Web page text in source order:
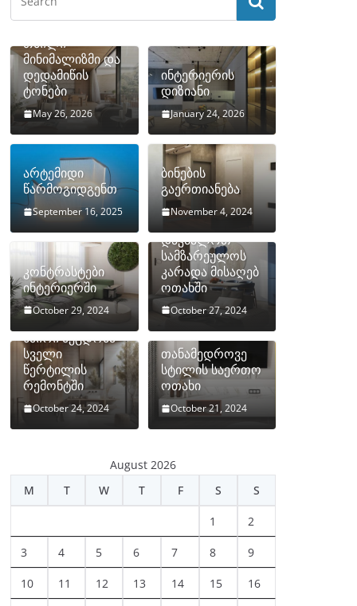
თბილი
მინიმალიზმი და
დედამიწის
ტონები
May 26, 2026
ინტერიერის
დიზიანი
January 24, 2026
არტემიდი
წარმოგიდგენთ
September 16, 2025
ბინების
გაერთიანება
November 4, 2024
კონტრასტები
ინტერიერში
October 29, 2024
როგორ
დავმალოთ
სამზარეულოს
კარადა მისაღებ
ოთახში
October 27, 2024
ხშირი შეცდომა
სველი
წერტილის
რემონტში
October 24, 2024
თანამედროვე
სტილის საერთო
ოთახი
October 21, 2024
August 2026
M
T W T F S S
1 2
3 4 5 6 7 8 9
10 11 12 13 14 15 16